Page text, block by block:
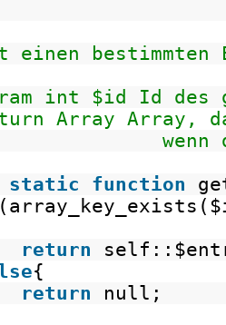
bestimmten
int $id Id des
Array Array,
dieser
static function
( array_key_exists (
return self::
{
return null;